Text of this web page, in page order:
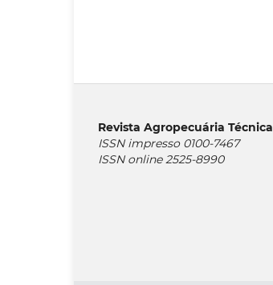
Revista Agropecuária Técnica
ISSN impresso 0100-7467
ISSN online 2525-8990